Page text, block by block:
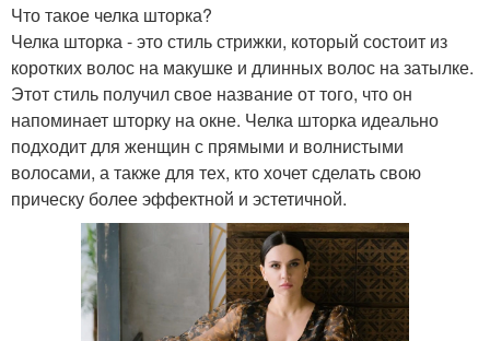
Стрижки с пробором
Стрижки для круглого
лица
Стрижки для тонких
волосы
Стрижки для 35-40-
летних женщин
Асимметричные
Стрижки с фигурными
Что такое челка шторка?
Челка шторка - это стиль стрижки, который состоит из
коротких волос на макушке и длинных волос на затылке.
Этот стиль получил свое название от того, что он
напоминает шторку на окне. Челка шторка идеально
подходит для женщин с прямыми и волнистыми
волосами, а также для тех, кто хочет сделать свою
прическу более эффектной и эстетичной.